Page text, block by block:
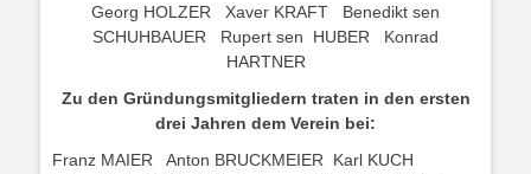
Georg HOLZER Xaver KRAFT Benedikt sen
SCHUHBAUER Rupert sen HUBER Konrad
HARTNER
Zu den Gründungsmitgliedern traten in den ersten
drei Jahren dem Verein bei:
Franz MAIER Anton BRUCKMEIER Karl KUCH